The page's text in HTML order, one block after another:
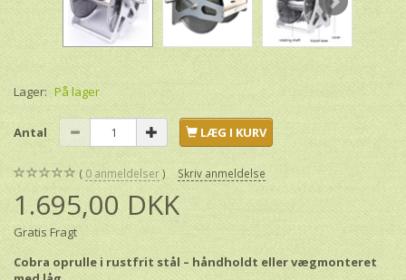
Lager: På lager
Antal LÆG I KURV
0 anmeldelser Skriv anmeldelse
1.695,00 DKK
Gratis Fragt
Cobra oprulle i rustfrit stål – håndholdt eller vægmonteret